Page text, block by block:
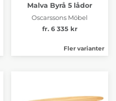
Malva Byrå 5 lådor
Oscarssons Möbel
fr. 6 335 kr
Fler varianter